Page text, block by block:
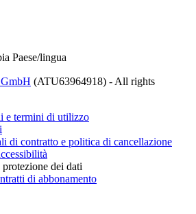
Paese/lingua
(ATU63964918) - All rights
e termini di utilizzo
di contratto e politica di cancellazione
dei dati
di abbonamento